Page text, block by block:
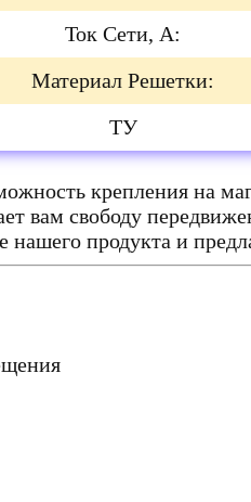
Ток Сети, А:
Материал Решетки:
ТУ
крепления на
вам свободу
продукта и